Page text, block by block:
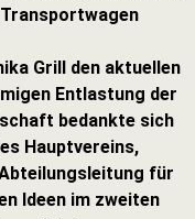
Grill den aktuellen
Entlastung der
bedankte sich
Hauptvereins,
für
Ideen im zweiten